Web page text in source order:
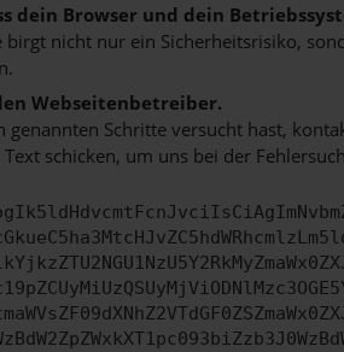
dein Browser und dein
birgt nicht nur ein Sicherheitsrisiko,
Webseitenbetreiber.
genannten Schritte versucht hast,
schicken, um uns bei der